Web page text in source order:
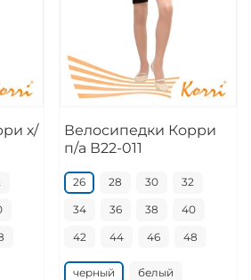
х/
Велосипедки Корри
п/а В22-011
26 28 30 32
34 36 38 40
42 44 46 48
черный белый